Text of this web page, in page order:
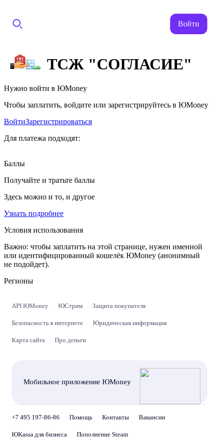
Войти
ТСЖ "СОГЛАСИЕ"
Нужно войти в ЮMoney
Чтобы заплатить, войдите или зарегистрируйтесь в ЮMoney
ВойтиЗарегистрироваться
Для платежа подходят:
Баллы
Получайте и тратьте баллы
Здесь можно и то, и другое
Узнать подробнее
Условия использования
Важно: чтобы заплатить на этой странице, нужен именной
или идентифицированный кошелёк ЮMoney (анонимный
не подойдет).
Регионы
API ЮMoney ЮСтрим Защита покупателя
Безопасность в интернете Юридическая информация
Карта сайта Про деньги
Мобильное приложение ЮMoney
+7 495 197-86-86 Помощь Контакты Вакансии
ЮKassa для бизнеса Пополнение Steam